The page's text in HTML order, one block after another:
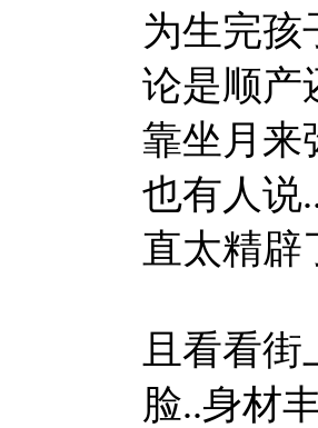
为生完孩
论是顺产
靠坐月来
也有人说
直太精辟
且看看
脸..身材